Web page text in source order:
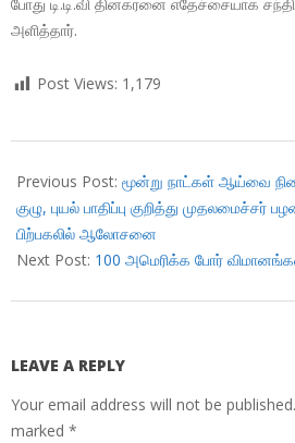
அளித்தார்.
Post Views: 1,179
11-
27
Previous Post: மூன்று நாட்கள் ஆய்வை
குழு, புயல் பாதிப்பு குறித்து முதலமைச்சர்
பிற்பகலில் ஆலோசனை
Next Post: 100 அமெரிக்க போர்
LEAVE A REPLY
Your email address will not be published.
marked *